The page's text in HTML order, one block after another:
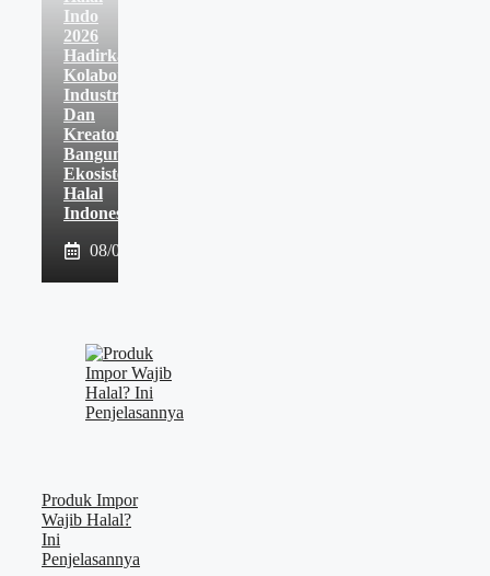
Indo
2026
Hadirkan
Kolaborasi
Industri
Dan
Kreator
Bangun
Ekosistem
Halal
Indonesia
08/08/2026
Produk Impor
Wajib Halal?
Ini
Penjelasannya